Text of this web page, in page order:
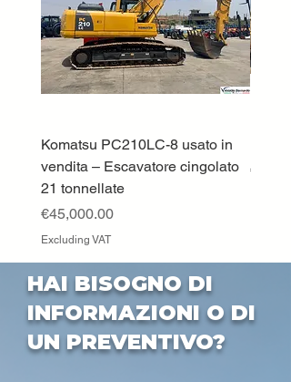
Komatsu PC210LC-8 usato in
vendita – Escavatore cingolato
21 tonnellate
Price
€45,000.00
Excluding VAT
Price
HAI BISOGNO DI
INFORMAZIONI O DI
UN PREVENTIVO?